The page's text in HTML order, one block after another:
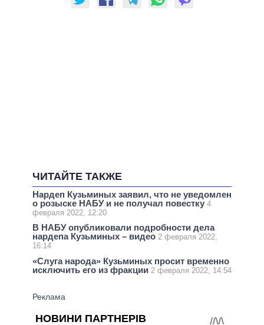
ЧИТАЙТЕ ТАКЖЕ
Нардеп Кузьминых заявил, что не уведомлен
о розыске НАБУ и не получал повестку 4
февраля 2022, 12:20
В НАБУ опубликовали подробности дела
нардепа Кузьминых – видео 2 февраля 2022,
16:14
«Слуга народа» Кузьминых просит временно
исключить его из фракции 2 февраля 2022, 14:54